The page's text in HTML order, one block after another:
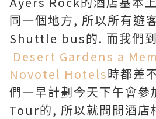
的酒店基本
同一個地方, 所以所有遊
Shuttle bus的. 而我們
Desert Gardens a
Novotel Hotels 時都差
們一早計劃今天下午會參
Tour的, 所以就問問酒店